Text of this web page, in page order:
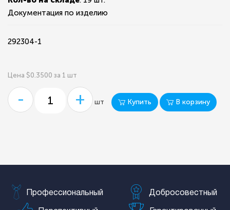
Документация по изделию
292304-1
Цена $0.3500 за 1 шт
- + шт Купить В корзину
Профессиональный Добросовестный